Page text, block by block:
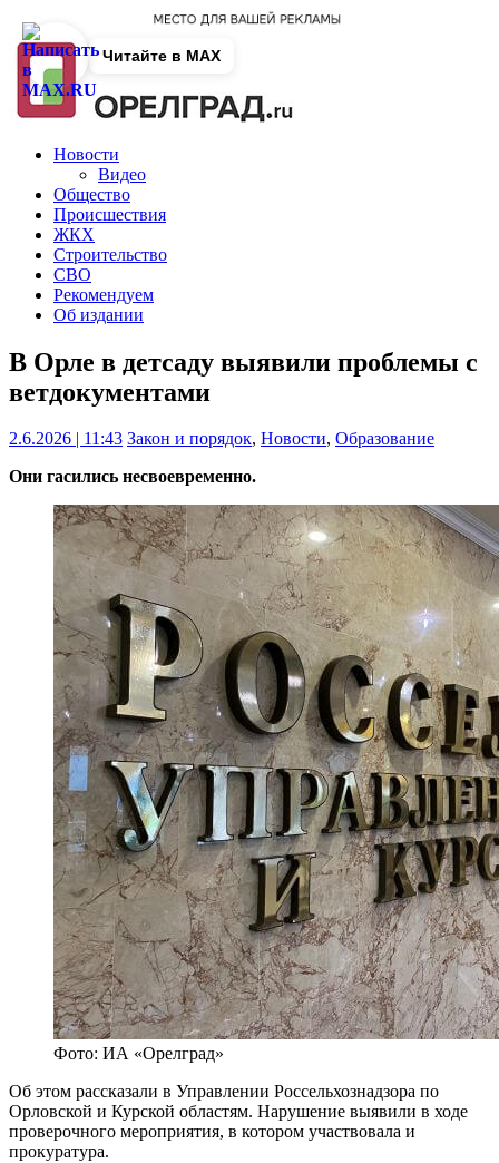
Новости
Видео
Общество
Происшествия
ЖКХ
Строительство
СВО
Рекомендуем
Об издании
В Орле в детсаду выявили проблемы с
ветдокументами
2.6.2026 | 11:43 Закон и порядок, Новости, Образование
Они гасились несвоевременно.
Фото: ИА «Орелград»
Об этом рассказали в Управлении Россельхознадзора по
Орловской и Курской областям. Нарушение выявили в ходе
проверочного мероприятия, в котором участвовала и
прокуратура.
Читайте в MAX